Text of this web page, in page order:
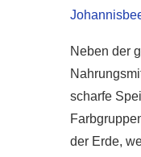
Neben der
scharfe
der Erde,